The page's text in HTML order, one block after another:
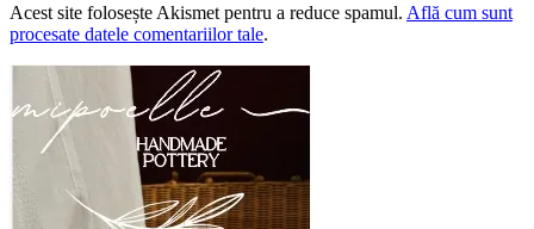
Acest site folosește Akismet pentru a reduce spamul. Află cum sunt
procesate datele comentariilor tale.